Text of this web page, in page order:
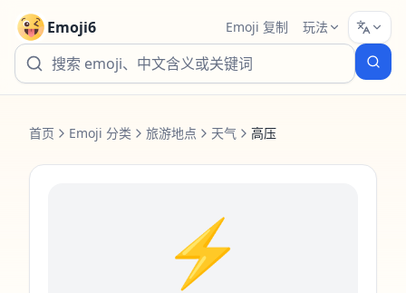
Emoji6 Emoji 复制 玩法
首页 Emoji 分类 旅游地点 天气 高压
⚡️